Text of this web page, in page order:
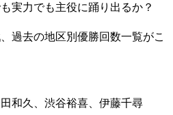
実力でも主役に踊り出るか？
過去の地区別優勝回数一覧がこ
和久、渋谷裕喜、伊藤千尋